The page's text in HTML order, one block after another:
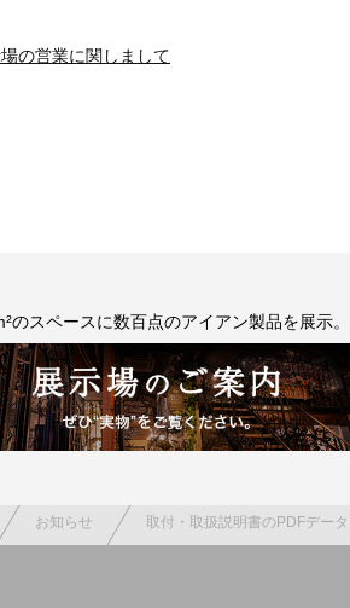
の営業に関しまして
のスペースに数百点のアイアン製品を展示。
お知らせ 取付・取扱説明書のPDFデータ